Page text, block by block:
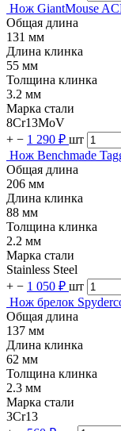
Нож GiantMouse
Общая длина
131 мм
Длина клинка
55 мм
Толщина клинка
3.2 мм
Марка стали
8Cr13MoV
+ − 1 290 ₽ шт
Нож Benchmade
Общая длина
206 мм
Длина клинка
88 мм
Толщина клинка
2.2 мм
Марка стали
Stainless Steel
+ − 1 050 ₽ шт
Нож брелок
Общая длина
137 мм
Длина клинка
62 мм
Толщина клинка
2.3 мм
Марка стали
3Cr13